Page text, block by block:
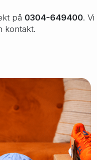
på 0304-649400. Vi
kontakt.